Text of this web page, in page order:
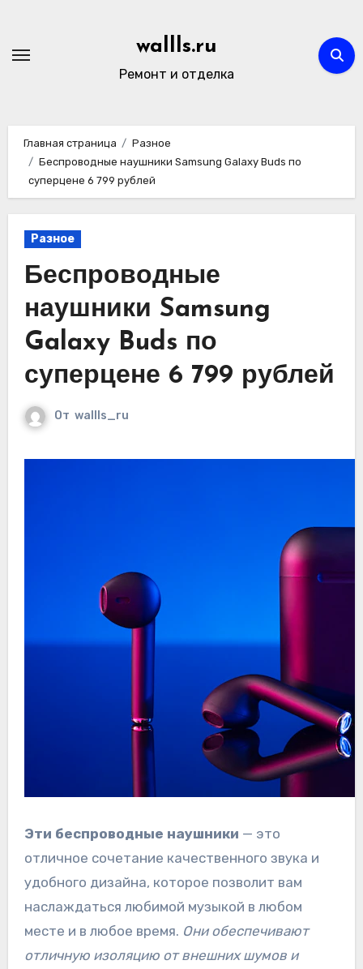
содержимому
wallls.ru
Ремонт и отделка
Главная страница
Разное
Беспроводные наушники Samsung Galaxy Buds по
суперцене 6 799 рублей
Разное
Беспроводные
наушники Samsung
Galaxy Buds по
суперцене 6 799 рублей
От wallls_ru
Эти беспроводные наушники — это
отличное сочетание качественного звука и
удобного дизайна, которое позволит вам
наслаждаться любимой музыкой в любом
месте и в любое время. Они обеспечивают
отличную изоляцию от внешних шумов и